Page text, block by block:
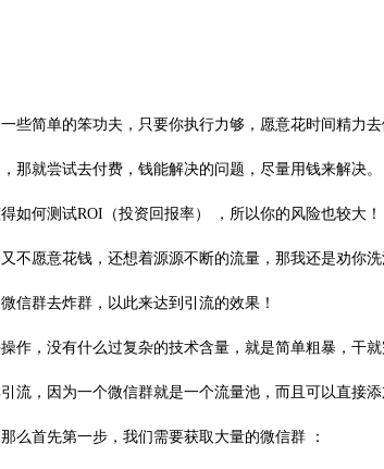
些简单的笨功夫，只要你执行力够，愿意花时间精力去
那就尝试去付费，钱能解决的问题，尽量用钱来解决。
如何测试ROI（投资回报率） ，所以你的风险也较大！
不愿意花钱，还想着源源不断的流量，那我还是劝你
信群去炸群，以此来达到引流的效果！
作，没有什么过复杂的技术含量，就是简单粗暴，干就
流，因为一个微信群就是一个流量池，而且可以直接
么首先第一步，我们需要获取大量的微信群 ：